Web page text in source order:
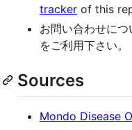
tracker of this
お問い合わせに
をご利用下さい。
Sources
Mondo Disease